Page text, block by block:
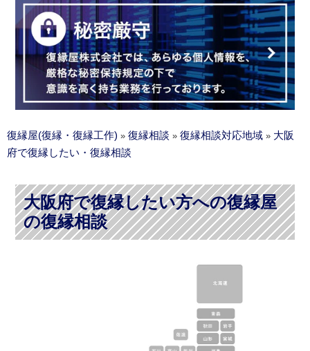
復縁屋(復縁・復縁工作) » 復縁相談 » 復縁相談対応地域 » 大阪
府で復縁したい・復縁相談
大阪府で復縁したい方への復縁屋
の復縁相談